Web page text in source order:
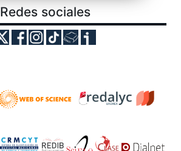
Redes sociales